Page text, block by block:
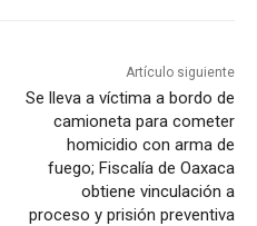
Artículo siguiente
Se lleva a víctima a bordo de
camioneta para cometer
homicidio con arma de
fuego; Fiscalía de Oaxaca
obtiene vinculación a
proceso y prisión preventiva